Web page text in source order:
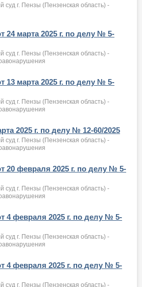
суд г. Пензы (Пензенская область) -
24 марта 2025 г. по делу № 5-
суд г. Пензы (Пензенская область) -
13 марта 2025 г. по делу № 5-
суд г. Пензы (Пензенская область) -
2025 г. по делу № 12-60/2025
суд г. Пензы (Пензенская область) -
20 февраля 2025 г. по делу № 5-
суд г. Пензы (Пензенская область) -
4 февраля 2025 г. по делу № 5-
суд г. Пензы (Пензенская область) -
4 февраля 2025 г. по делу № 5-
суд г. Пензы (Пензенская область) -